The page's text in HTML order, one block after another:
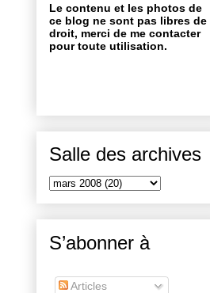
Le contenu et les photos de
ce blog ne sont pas libres de
droit, merci de me contacter
pour toute utilisation.
Salle des archives
S’abonner à
Articles